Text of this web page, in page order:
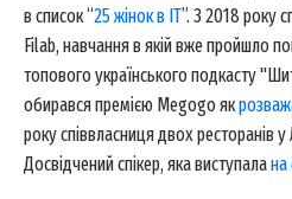
в список “25 жінок в ІТ”. З 2018 року
Filab, навчання в якій вже пройшло
топового українського подкасту
обирався премією Megogo як
року співвласниця двох ресторанів
Досвідчений спікер, яка виступалана